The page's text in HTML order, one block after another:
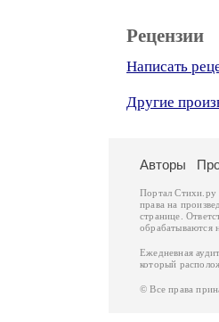
Рецензии
Написать
Другие
Авторы
Портал Стихи.ру
права на
странице.
обрабатываются
Ежедневная
который
© Все права